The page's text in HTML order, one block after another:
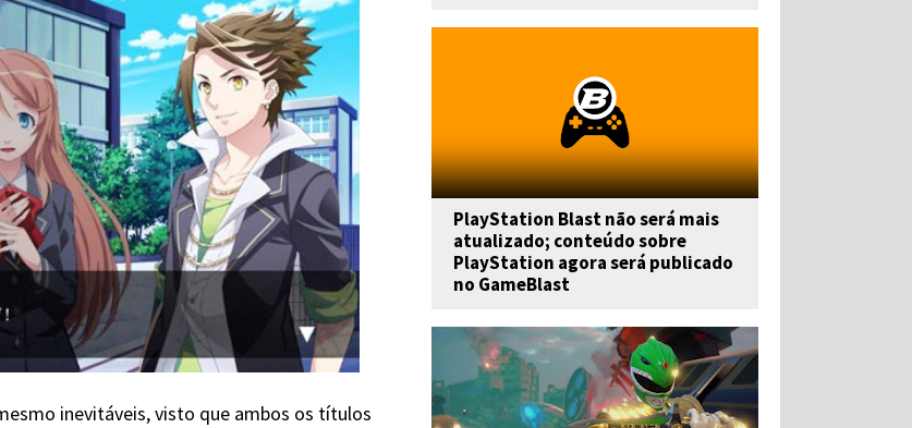
inevitáveis, visto que ambos os títulos
PlayStation Blast não será mais
atualizado; conteúdo sobre
PlayStation agora será publicado
no GameBlast